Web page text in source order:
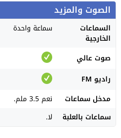
الصوت والمزيد
السماعات
الخارجية
سماعة واحدة
صوت عالي
راديو FM
مدخل سماعات
نعم 3.5 ملم.
سماعات بالعلبة
لا.